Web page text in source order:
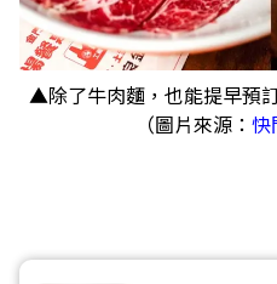
▲除了牛肉麵，也能提早預
（圖片來源： 快